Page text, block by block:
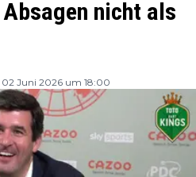
nicht als
02 Juni 2026 um 18:00